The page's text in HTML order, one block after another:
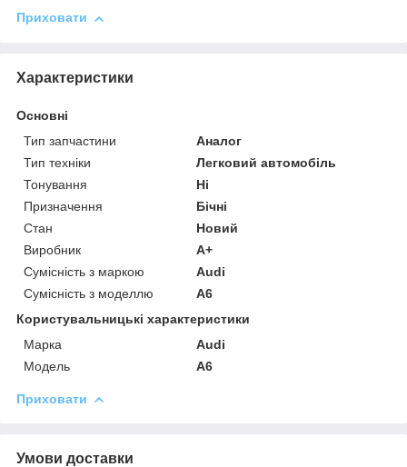
Приховати
Характеристики
Основні
Тип запчастини
Аналог
Тип техніки
Легковий автомобіль
Тонування
Ні
Призначення
Бічні
Стан
Новий
Виробник
A+
Сумісність з маркою
Audi
Сумісність з моделлю
A6
Користувальницькі характеристики
Марка
Audi
Модель
A6
Приховати
Умови доставки